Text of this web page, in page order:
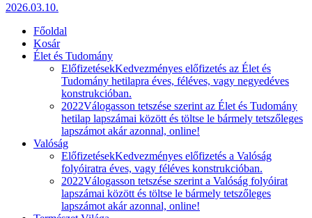
2026.03.10.
Főoldal
Kosár
Élet és Tudomány
ElőfizetésekKedvezményes előfizetés az Élet és
Tudomány hetilapra éves, féléves, vagy negyedéves
konstrukcióban.
2022Válogasson tetszése szerint az Élet és Tudomány
hetilap lapszámai között és töltse le bármely tetszőleges
lapszámot akár azonnal, online!
Valóság
ElőfizetésekKedvezményes előfizetés a Valóság
folyóiratra éves, vagy féléves konstrukcióban.
2022Válogasson tetszése szerint a Valóság folyóirat
lapszámai között és töltse le bármely tetszőleges
lapszámot akár azonnal, online!